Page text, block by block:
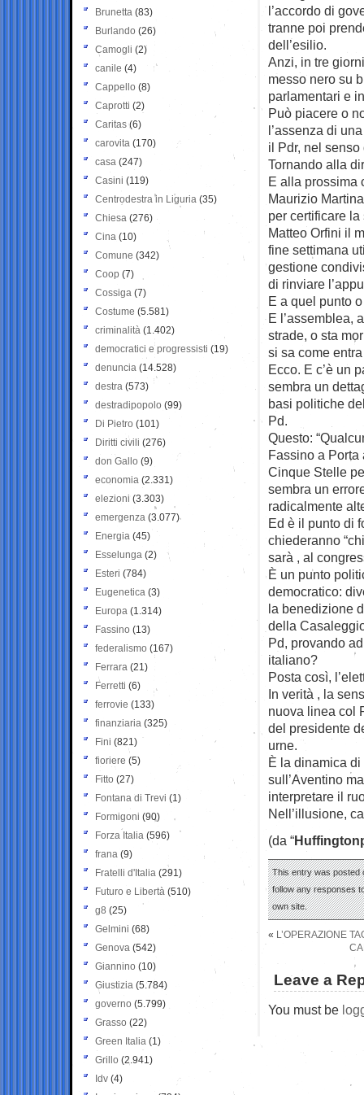
l’accordo di
tranne poi
dell’esilio.
Anzi, in tre
messo nero su
parlamentari e
Può piacere o
l’assenza di
il Pdr, nel
Tornando alla
E alla prossima
Maurizio
per certificare
Matteo Orfini il
fine settimana
gestione
di rinviare
E a quel punto
E l’assemblea,
strade, o sta
si sa come
Ecco. E c’è un
sembra un
basi politiche
Pd.
Questo:
Fassino a
Cinque Stelle
sembra un
radicalmente
Ed è il punto di
chiederanno
sarà , al
È un punto
democratico:
la benedizione
della
Pd, provando
italiano?
Posta così,
In verità , la
nuova linea col
del presidente
urne.
È la dinamica di
sull’Aventino
interpretare il
Nell’illusione,
(da “
This entry was posted
follow any responses
own site.
« L’OPERAZIONE
Leave a
You must be
Brunetta (83)
Burlando (26)
Camogli (2)
canile (4)
Cappello (8)
Caprotti (2)
Caritas (6)
carovita (170)
casa (247)
Casini (119)
Centrodestra in Liguria (35)
Chiesa (276)
Cina (10)
Comune (342)
Coop (7)
Cossiga (7)
Costume (5.581)
criminalità (1.402)
democratici e progressisti (19)
denuncia (14.528)
destra (573)
destradipopolo (99)
Di Pietro (101)
Diritti civili (276)
don Gallo (9)
economia (2.331)
elezioni (3.303)
emergenza (3.077)
Energia (45)
Esselunga (2)
Esteri (784)
Eugenetica (3)
Europa (1.314)
Fassino (13)
federalismo (167)
Ferrara (21)
Ferretti (6)
ferrovie (133)
finanziaria (325)
Fini (821)
fioriere (5)
Fitto (27)
Fontana di Trevi (1)
Formigoni (90)
Forza Italia (596)
frana (9)
Fratelli d'Italia (291)
Futuro e Libertà (510)
g8 (25)
Gelmini (68)
Genova (542)
Giannino (10)
Giustizia (5.784)
governo (5.799)
Grasso (22)
Green Italia (1)
Grillo (2.941)
Idv (4)